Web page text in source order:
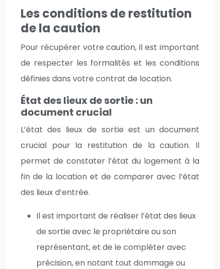
Les conditions de restitution
de la caution
Pour récupérer votre caution, il est important
de respecter les formalités et les conditions
définies dans votre contrat de location.
État des lieux de sortie : un
document crucial
L’état des lieux de sortie est un document
crucial pour la restitution de la caution. Il
permet de constater l’état du logement à la
fin de la location et de comparer avec l’état
des lieux d’entrée.
Il est important de réaliser l’état des lieux
de sortie avec le propriétaire ou son
représentant, et de le compléter avec
précision, en notant tout dommage ou